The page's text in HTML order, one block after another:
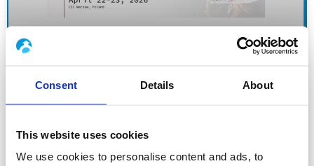
Consent Details About
This website uses cookies
We use cookies to personalise content and ads, to
Boccard lors des sessions de pitch pendant le
façonnent l’avenir des sciences de la vie. Lors du
CEBioForum 2026